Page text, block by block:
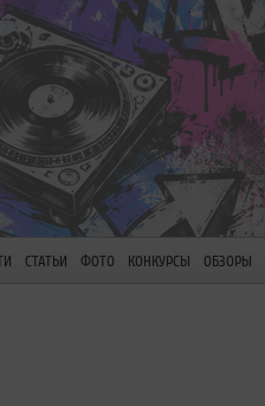
СТАТЬИ ФОТО КОНКУРСЫ ОБЗОРЫ